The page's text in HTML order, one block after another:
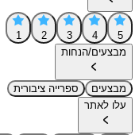
5
4
3
2
1
מבצעים/הנחות
מבצעים
ספרייה ציבורית
עלו לאתר